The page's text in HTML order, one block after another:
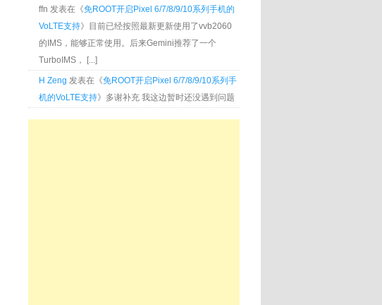
ffn 发表在《免ROOT开启Pixel 6/7/8/9/10系列手机的
VoLTE支持》目前已经按照最新更新使用了vvb2060
的IMS，能够正常使用。后来Gemini推荐了一个
TurboIMS， [...]
H Zeng 发表在《免ROOT开启Pixel 6/7/8/9/10系列手
机的VoLTE支持》多谢补充 我这边暂时还没遇到问题